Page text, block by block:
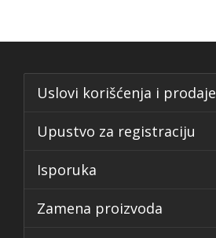
Uslovi korišćenja i prodaje
Upustvo za registraciju
Isporuka
Zamena proizvoda